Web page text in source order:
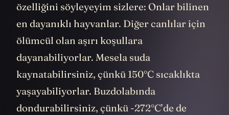
özelliğini söyleyeyim sizlere: Onlar bilinen
en dayanıklı hayvanlar. Diğer canlılar için
ölümcül olan aşırı koşullara
dayanabiliyorlar. Mesela suda
kaynatabilirsiniz, çünkü 150°C sıcaklıkta
yaşayabiliyorlar. Buzdolabında
dondurabilirsiniz, çünkü -272°C’de de